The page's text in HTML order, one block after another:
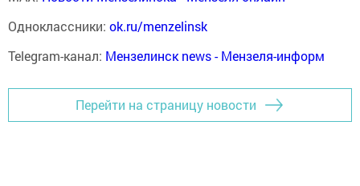
Одноклассники: ok.ru/menzelinsk
Telegram-канал: Мензелинск news - Мензеля-информ
Перейти на страницу новости